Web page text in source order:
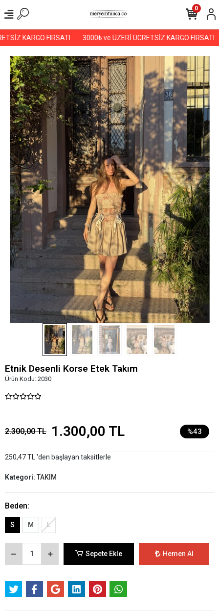
KARGO FIRSATI 3000₺ ve ÜZERİ ÜCRETSİZ KARGO FIRSATI
0
Etnik Desenli Korse Etek Takım
Ürün Kodu: 2030
2.300,00 TL 1.300,00 TL %43
250,47 TL 'den başlayan taksitlerle
Kategori: TAKIM
Beden:
S M L
Sepete Ekle Hemen Al